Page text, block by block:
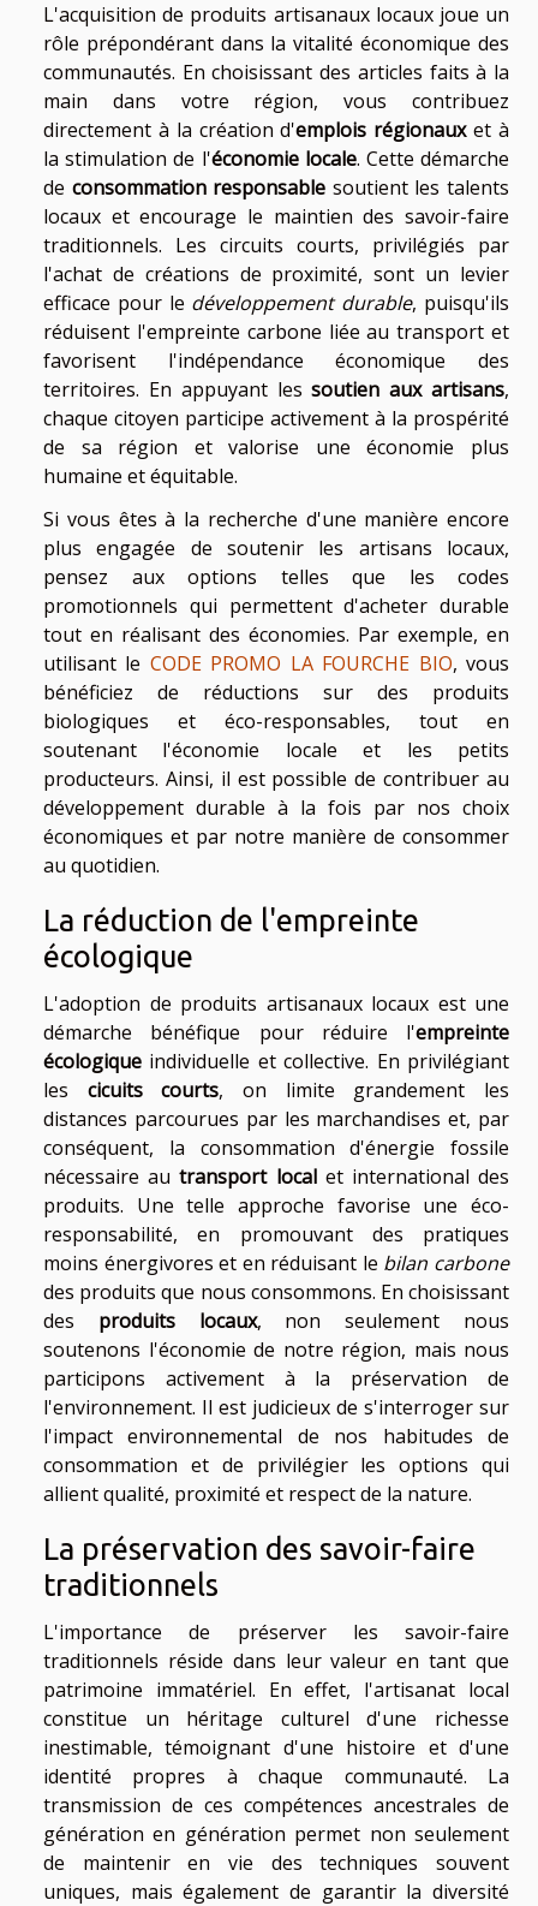
L'acquisition de produits artisanaux locaux joue un
rôle prépondérant dans la vitalité économique des
communautés. En choisissant des articles faits à la
main dans votre région, vous contribuez
directement à la création d'emplois régionauxet à
la stimulation de l'économie locale. Cette démarche
de consommation responsable soutient les talents
locaux et encourage le maintien des savoir-faire
traditionnels. Les circuits courts, privilégiés par
l'achat de créations de proximité, sont un levier
efficace pour le développement durable, puisqu'ils
réduisent l'empreinte carbone liée au transport et
favorisent l'indépendance économique des
territoires. En appuyant lessoutien aux artisans,
chaque citoyen participe activement à la prospérité
de sa région et valorise une économie plus
humaine et équitable.
Si vous êtes à la recherche d'une manière encore
plus engagée de soutenir les artisans locaux,
pensez aux options telles que les codes
promotionnels qui permettent d'acheter durable
tout en réalisant des économies. Par exemple, en
utilisant le CODE PROMO LA FOURCHE BIO, vous
bénéficiez de réductions sur des produits
biologiques et éco-responsables, tout en
soutenant l'économie locale et les petits
producteurs. Ainsi, il est possible de contribuer au
développement durable à la fois par nos choix
économiques et par notre manière de consommer
au quotidien.
La réduction de l'empreinte
écologique
L'adoption de produits artisanaux locaux est une
démarche bénéfique pour réduire l'empreinte
écologique individuelle et collective. En privilégiant
les cicuits courts, on limite grandement les
distances parcourues par les marchandises et, par
conséquent, la consommation d'énergie fossile
nécessaire autransport localet international des
produits. Une telle approche favorise une éco-
responsabilité, en promouvant des pratiques
moins énergivores et en réduisant le bilan carbone
des produits que nous consommons. En choisissant
des produits locaux, non seulement nous
soutenons l'économie de notre région, mais nous
participons activement à la préservation de
l'environnement. Il est judicieux de s'interroger sur
l'impact environnemental de nos habitudes de
consommation et de privilégier les options qui
allient qualité, proximité et respect de la nature.
La préservation des savoir-faire
traditionnels
L'importance de préserver les savoir-faire
traditionnels réside dans leur valeur en tant que
patrimoine immatériel. En effet, l'artisanat local
constitue un héritage culturel d'une richesse
inestimable, témoignant d'une histoire et d'une
identité propres à chaque communauté. La
transmission de ces compétences ancestrales de
génération en génération permet non seulement
de maintenir en vie des techniques souvent
uniques, mais également de garantir la diversité